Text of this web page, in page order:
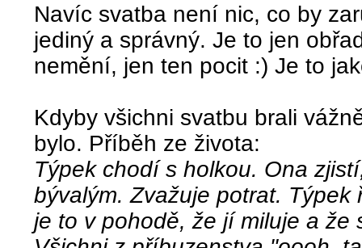
Navíc svatba není nic, co by
jediný a správný. Je to jen
nemění, jen ten pocit :) Je to
Kdyby všichni svatbu brali
bylo. Příběh ze života:
Týpek chodí s holkou. Ona
bývalým. Zvažuje potrat.
je to v pohodě, že jí miluje a že